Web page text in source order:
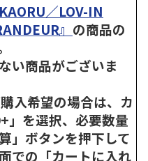
KAORU／LOV-IN
』 の商品の
い商品がございま
入希望の場合は、カ
」を選択、必要数量
」ボタンを押下して
での「カートに入れ